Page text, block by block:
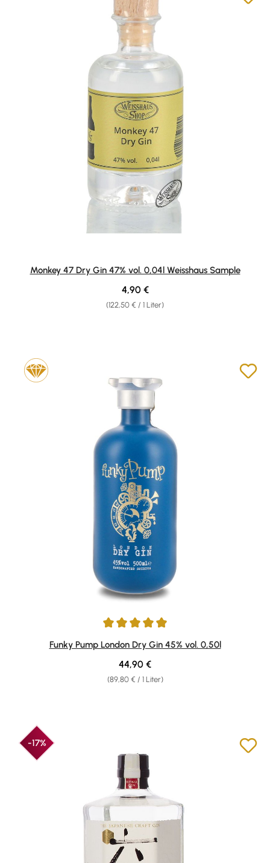
Monkey 47 Dry Gin 47% vol. 0,04l Weisshaus Sample
(122,50 € / 1 Liter)
Regulärer Preis:
4,90 €
Durchschnittliche Bewertung von 4.89 von 5 Sternen
Funky Pump London Dry Gin 45% vol. 0,50l
(89,80 € / 1 Liter)
Regulärer Preis:
44,90 €
-17%